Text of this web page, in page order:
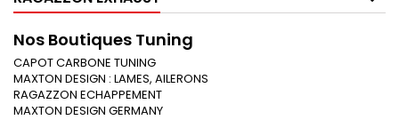
Nos Boutiques Tuning
CAPOT CARBONE TUNING
MAXTON DESIGN : LAMES, AILERONS
RAGAZZON ECHAPPEMENT
MAXTON DESIGN GERMANY